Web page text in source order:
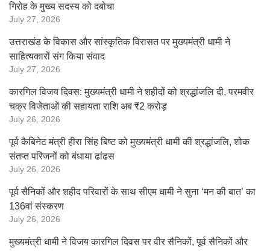
गिरोह के मुख्य सदस्य को दबोचा
July 27, 2026
उत्तराखंड के विकास और सांस्कृतिक विरासत पर मुख्यमंत्री धामी ने
साहित्यकारों संग किया संवाद
July 27, 2026
कारगिल विजय दिवस: मुख्यमंत्री धामी ने शहीदों को श्रद्धांजलि दी, परमवीर
चक्र विजेताओं की सहायता राशि अब ₹2 करोड़
July 26, 2026
पूर्व कैबिनेट मंत्री हीरा सिंह बिष्ट को मुख्यमंत्री धामी की श्रद्धांजलि, शोक
संतप्त परिजनों को बंधाया ढांढस
July 26, 2026
पूर्व सैनिकों और शहीद परिवारों के साथ सीएम धामी ने सुना ‘मन की बात’ का
136वां संस्करण
July 26, 2026
मुख्यमंत्री धामी ने विजय कारगिल दिवस पर वीर सैनिकों, पूर्व सैनिकों और